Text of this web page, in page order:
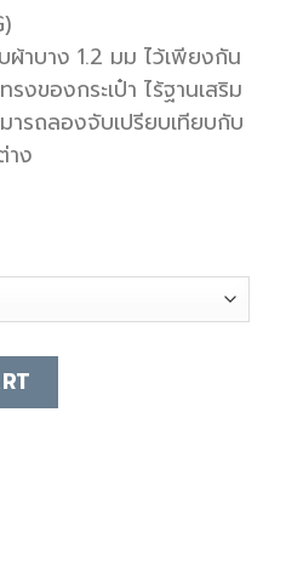
ผ้าบาง 1.2 มม ไว้เพียงกัน
งของกระเป๋า ไร้ฐานเสริม
ารถลองจับเปรียบเทียบกับ
าง